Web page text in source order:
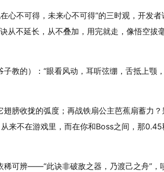
心不可得，未来心不可得”的三时观，开发者
诀从不延长，从不叠加，用完就走，像悟空拔
教的）：“眼看风动，耳听弦绷，舌抵上颚
膀收拢的弧度；再战铁扇公主芭蕉扇蓄力？
来不在游戏里，而在你和Boss之间，那0.45
稀可辨——“此诀非破敌之器，乃渡己之舟”，